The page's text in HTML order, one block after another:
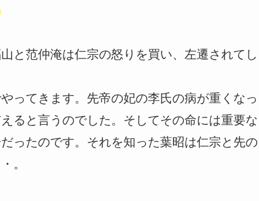
と范仲淹は仁宗の怒りを買い、左遷されてし
ってきます。先帝の妃の李氏の病が重くなっ
ると言うのでした。そしてその命には重要な
ったのです。それを知った葉昭は仁宗と先の
。